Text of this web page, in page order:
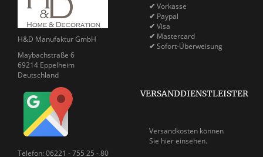
H&D Manufaktur GmbH
Maybachstraße 6
69214 Eppelheim
Deutschland
Telefon: 06221 - 755 25 - 80
✔ Vorkasse
✔ Paypal
✔ Visa
✔ Mastercard
✔ Sofort-Überweisung
VERSANDDIENSTLEISTER
Versandkosten können
Sie hier einsehen.